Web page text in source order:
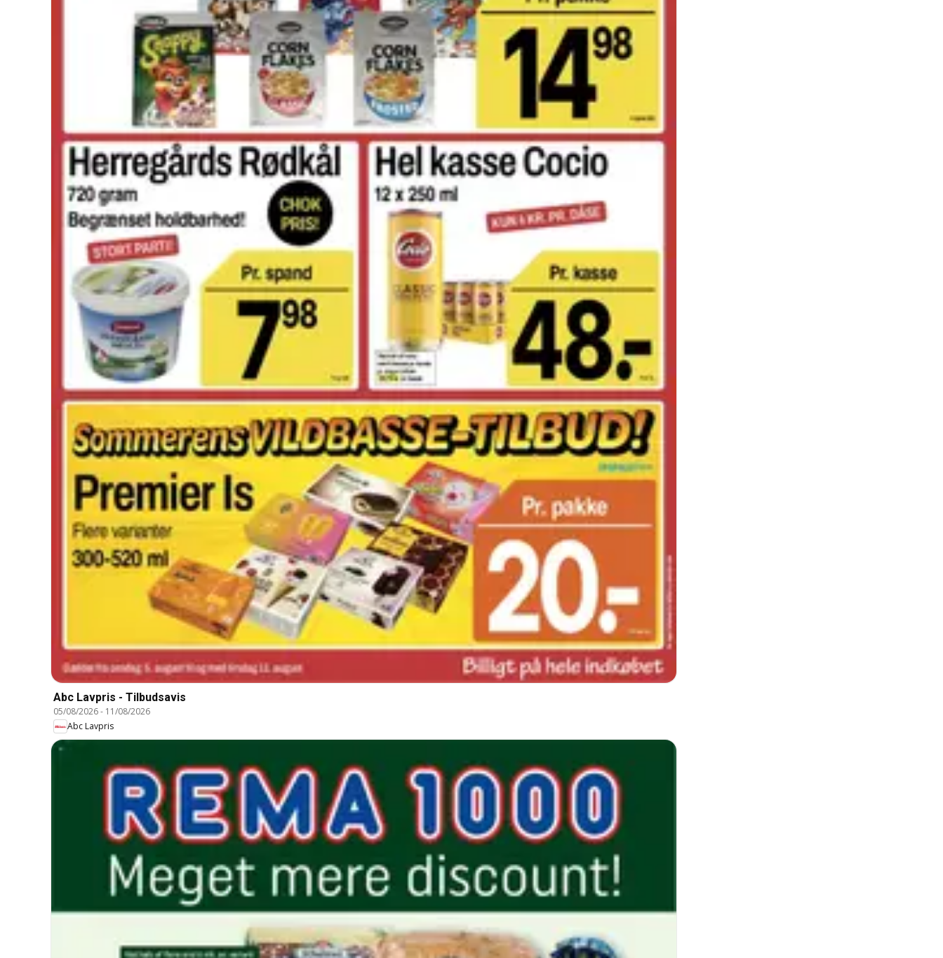
Abc Lavpris - Tilbudsavis
05/08/2026- 11/08/2026
Abc Lavpris